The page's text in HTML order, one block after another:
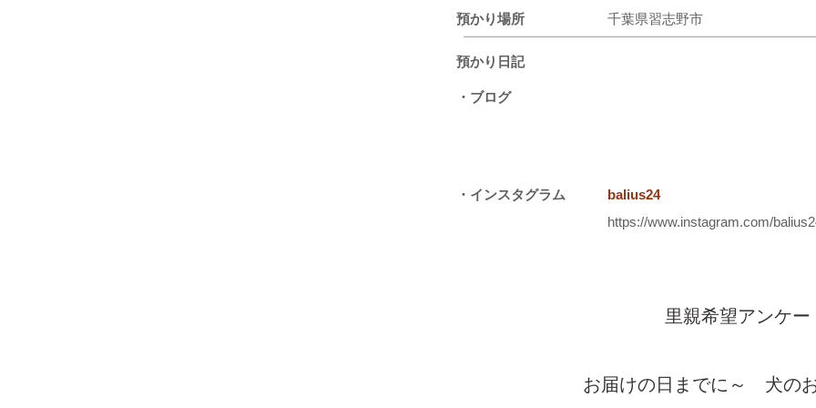
預かり場所 千葉県習志野市
預かり日記
・ブログ
・インスタグラム
balius24
https://www.instagram.com/
里親希望アンケー
お届けの日までに～ 犬の